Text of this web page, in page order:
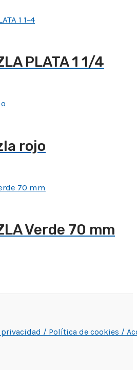
PLATA 1 1/4
rojo
Verde 70 mm
/ Política de cookies /